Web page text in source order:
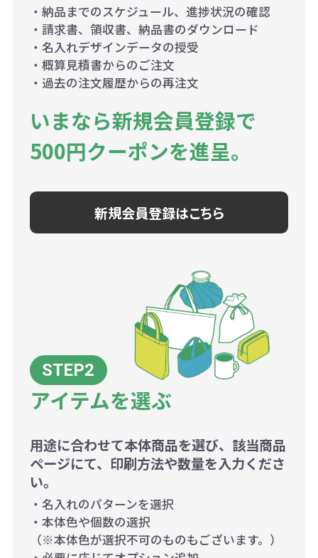
・納品までのスケジュール、進捗状況の確認
・請求書、領収書、納品書のダウンロード
・名入れデザインデータの授受
・概算見積書からのご注文
・過去の注文履歴からの再注文
いまなら新規会員登録で
500円クーポンを進呈。
新規会員登録はこちら
アイテムを選ぶ
用途に合わせて本体商品を選び、該当商品
ページにて、印刷方法や数量を入力くださ
い。
・名入れのパターンを選択
・本体色や個数の選択
（※本体色が選択不可のものもございます。）